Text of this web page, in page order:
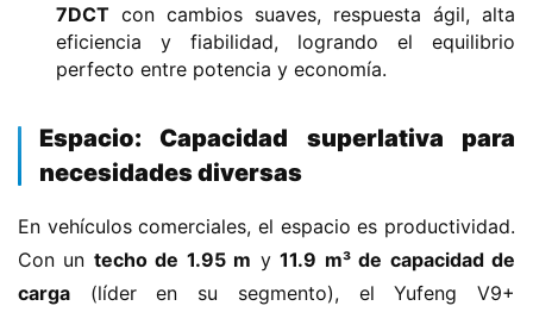
7DCT​ ​ con cambios suaves, respuesta ágil, alta
eficiencia y fiabilidad, logrando el equilibrio
perfecto entre potencia y economía.
​Espacio: Capacidad superlativa para
necesidades diversas​
En vehículos comerciales, el espacio es productividad.
Con un ​ ​techo de 1.95 m​ ​ y ​​11.9 m³ de capacidad de
carga​ ​ (líder en su segmento), el Yufeng V9+